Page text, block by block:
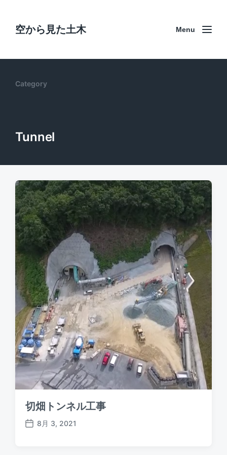
空から見た土木 Menu
Category
Tunnel
切畑トンネル工事
P
8月 3, 2021